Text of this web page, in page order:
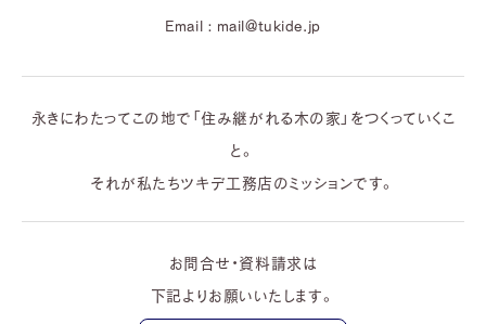
Email : mail@tukide.jp
永きにわたってこの地で「住み継がれる木の家」をつくっていくこ
と。
それが私たちツキデ工務店のミッションです。
お問合せ・資料請求は
下記よりお願いいたします。